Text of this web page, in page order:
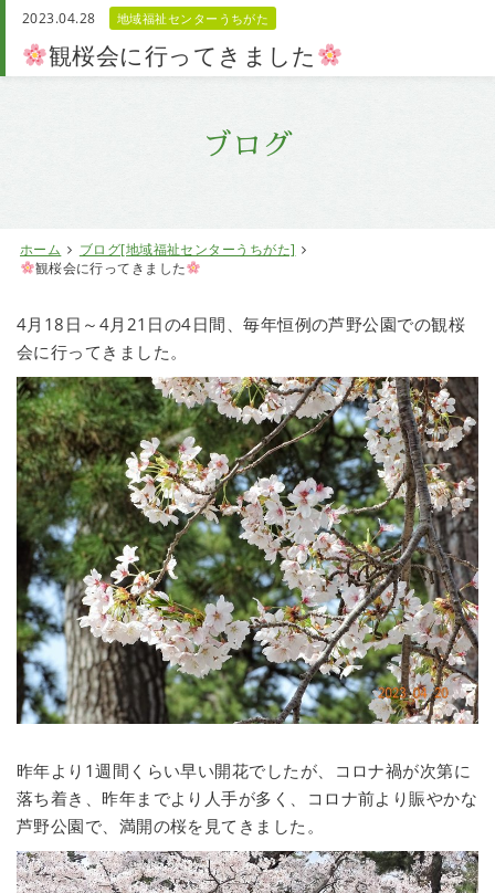
ブログ
ホーム
ブログ[地域福祉センターうちがた]
観桜会に行ってきました
2023.04.28 地域福祉センターうちがた
観桜会に行ってきました
4月18日～4月21日の4日間、毎年恒例の芦野公園での観桜
会に行ってきました。
昨年より1週間くらい早い開花でしたが、コロナ禍が次第に
落ち着き、昨年までより人手が多く、コロナ前より賑やかな
芦野公園で、満開の桜を見てきました。